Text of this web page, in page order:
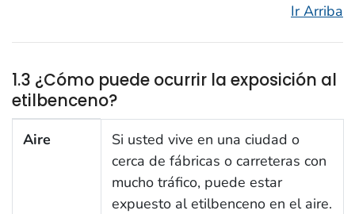
Ir Arriba
1.3 ¿Cómo puede ocurrir la exposición al
etilbenceno?
Aire
Si usted vive en una ciudad o
cerca de fábricas o carreteras con
mucho tráfico, puede estar
expuesto al etilbenceno en el aire.